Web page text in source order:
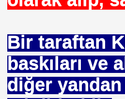
Bir taraftan
baskıları ve
diğer yandan
.Dr.Hamdi KALYONCU
OFLAZ
21NCİ YY.Cuma da Halife